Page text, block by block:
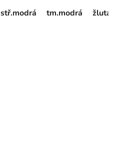
stř.modrá tm.modrá žlutá